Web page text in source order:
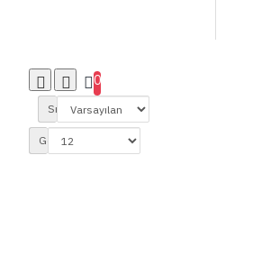
0
Sırala:
Göster: